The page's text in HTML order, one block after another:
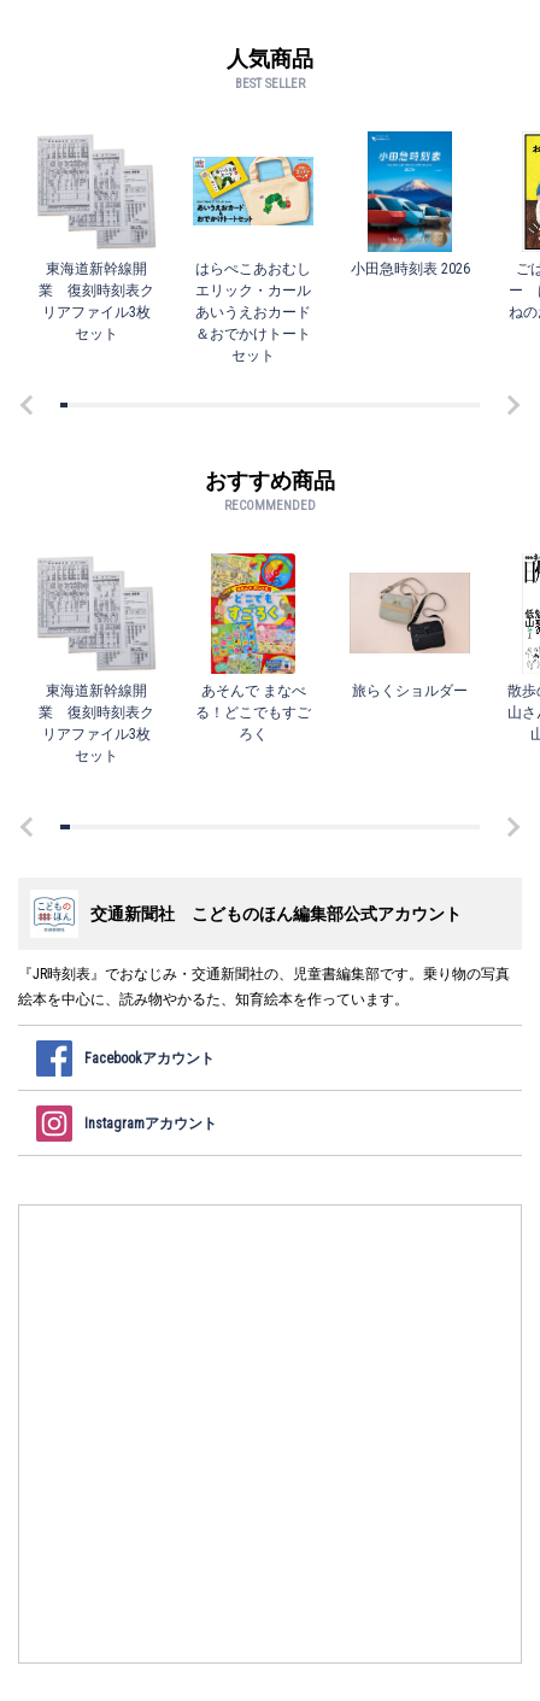
人気商品
BEST SELLER
東海道新幹線開
業 復刻時刻表ク
リアファイル3枚
セット
はらぺこあおむし
エリック・カール
あいうえおカード
＆おでかけトート
セット
小田急時刻表 2026
ご
ー
ね
おすすめ商品
RECOMMENDED
東海道新幹線開
業 復刻時刻表ク
リアファイル3枚
セット
あそんで まなべ
る！どこでもすご
ろく
旅らくショルダー
散歩
山さ
交通新聞社 こどものほん編集部公式アカウント
『JR時刻表』でおなじみ・交通新聞社の、児童書編集部です。乗り物の写真
絵本を中心に、読み物やかるた、知育絵本を作っています。
Facebookアカウント
Instagramアカウント